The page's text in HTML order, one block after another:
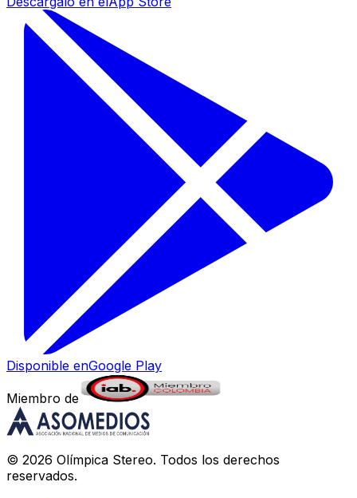
Disponible enGoogle Play
Miembro de
© 2026 Olímpica Stereo. Todos los derechos
reservados.